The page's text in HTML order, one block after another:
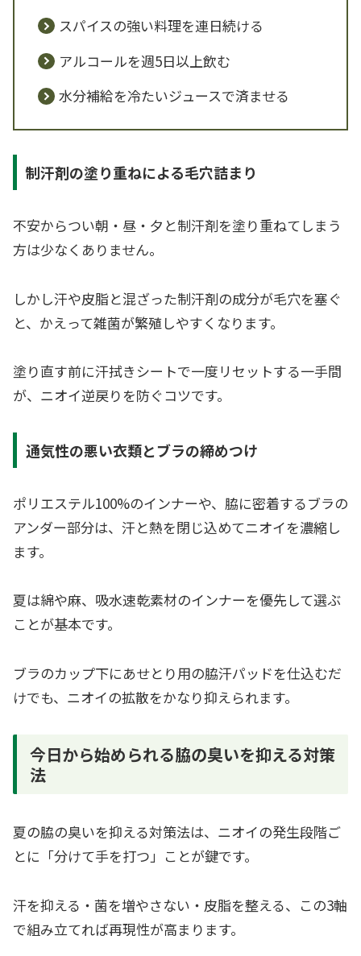
スパイスの強い料理を連日続ける
アルコールを週5日以上飲む
水分補給を冷たいジュースで済ませる
制汗剤の塗り重ねによる毛穴詰まり
不安からつい朝・昼・夕と制汗剤を塗り重ねてしまう
方は少なくありません。
しかし汗や皮脂と混ざった制汗剤の成分が毛穴を塞ぐ
と、かえって雑菌が繁殖しやすくなります。
塗り直す前に汗拭きシートで一度リセットする一手間
が、ニオイ逆戻りを防ぐコツです。
通気性の悪い衣類とブラの締めつけ
ポリエステル100%のインナーや、脇に密着するブラの
アンダー部分は、汗と熱を閉じ込めてニオイを濃縮し
ます。
夏は綿や麻、吸水速乾素材のインナーを優先して選ぶ
ことが基本です。
ブラのカップ下にあせとり用の脇汗パッドを仕込むだ
けでも、ニオイの拡散をかなり抑えられます。
今日から始められる脇の臭いを抑える対策
法
夏の脇の臭いを抑える対策法は、ニオイの発生段階ご
とに「分けて手を打つ」ことが鍵です。
汗を抑える・菌を増やさない・皮脂を整える、この3軸
で組み立てれば再現性が高まります。